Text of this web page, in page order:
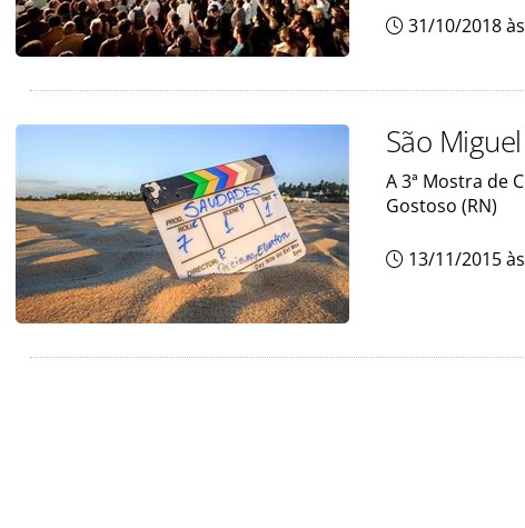
31/10/2018
São
A 3ª Mostra de
Gostoso (RN)
13/11/2015